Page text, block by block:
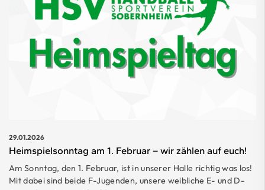
29.01.2026
Heimspielsonntag am 1. Februar – wir zählen auf euch!
Am Sonntag, den 1. Februar, ist in unserer Halle richtig was los!
Mit dabei sind beide F-Jugenden, unsere weibliche E- und D-